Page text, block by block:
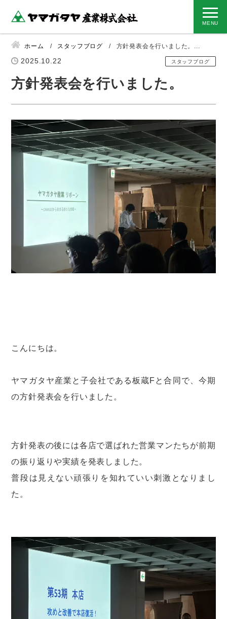
ホーム スタッフブログ 方針発表会を行いました。...
2025.10.22 スタッフブログ
方針発表会を行いました。
こんにちは。
ヤマガタヤ産業と子会社である板蔵Fと合同で、今期
の方針発表会を行いました。
方針発表の後には各店で選ばれた営業マンたちが前期
の振り返りや実績を発表しました。
普段は見えない頑張りを知れていい刺激となりまし
た。